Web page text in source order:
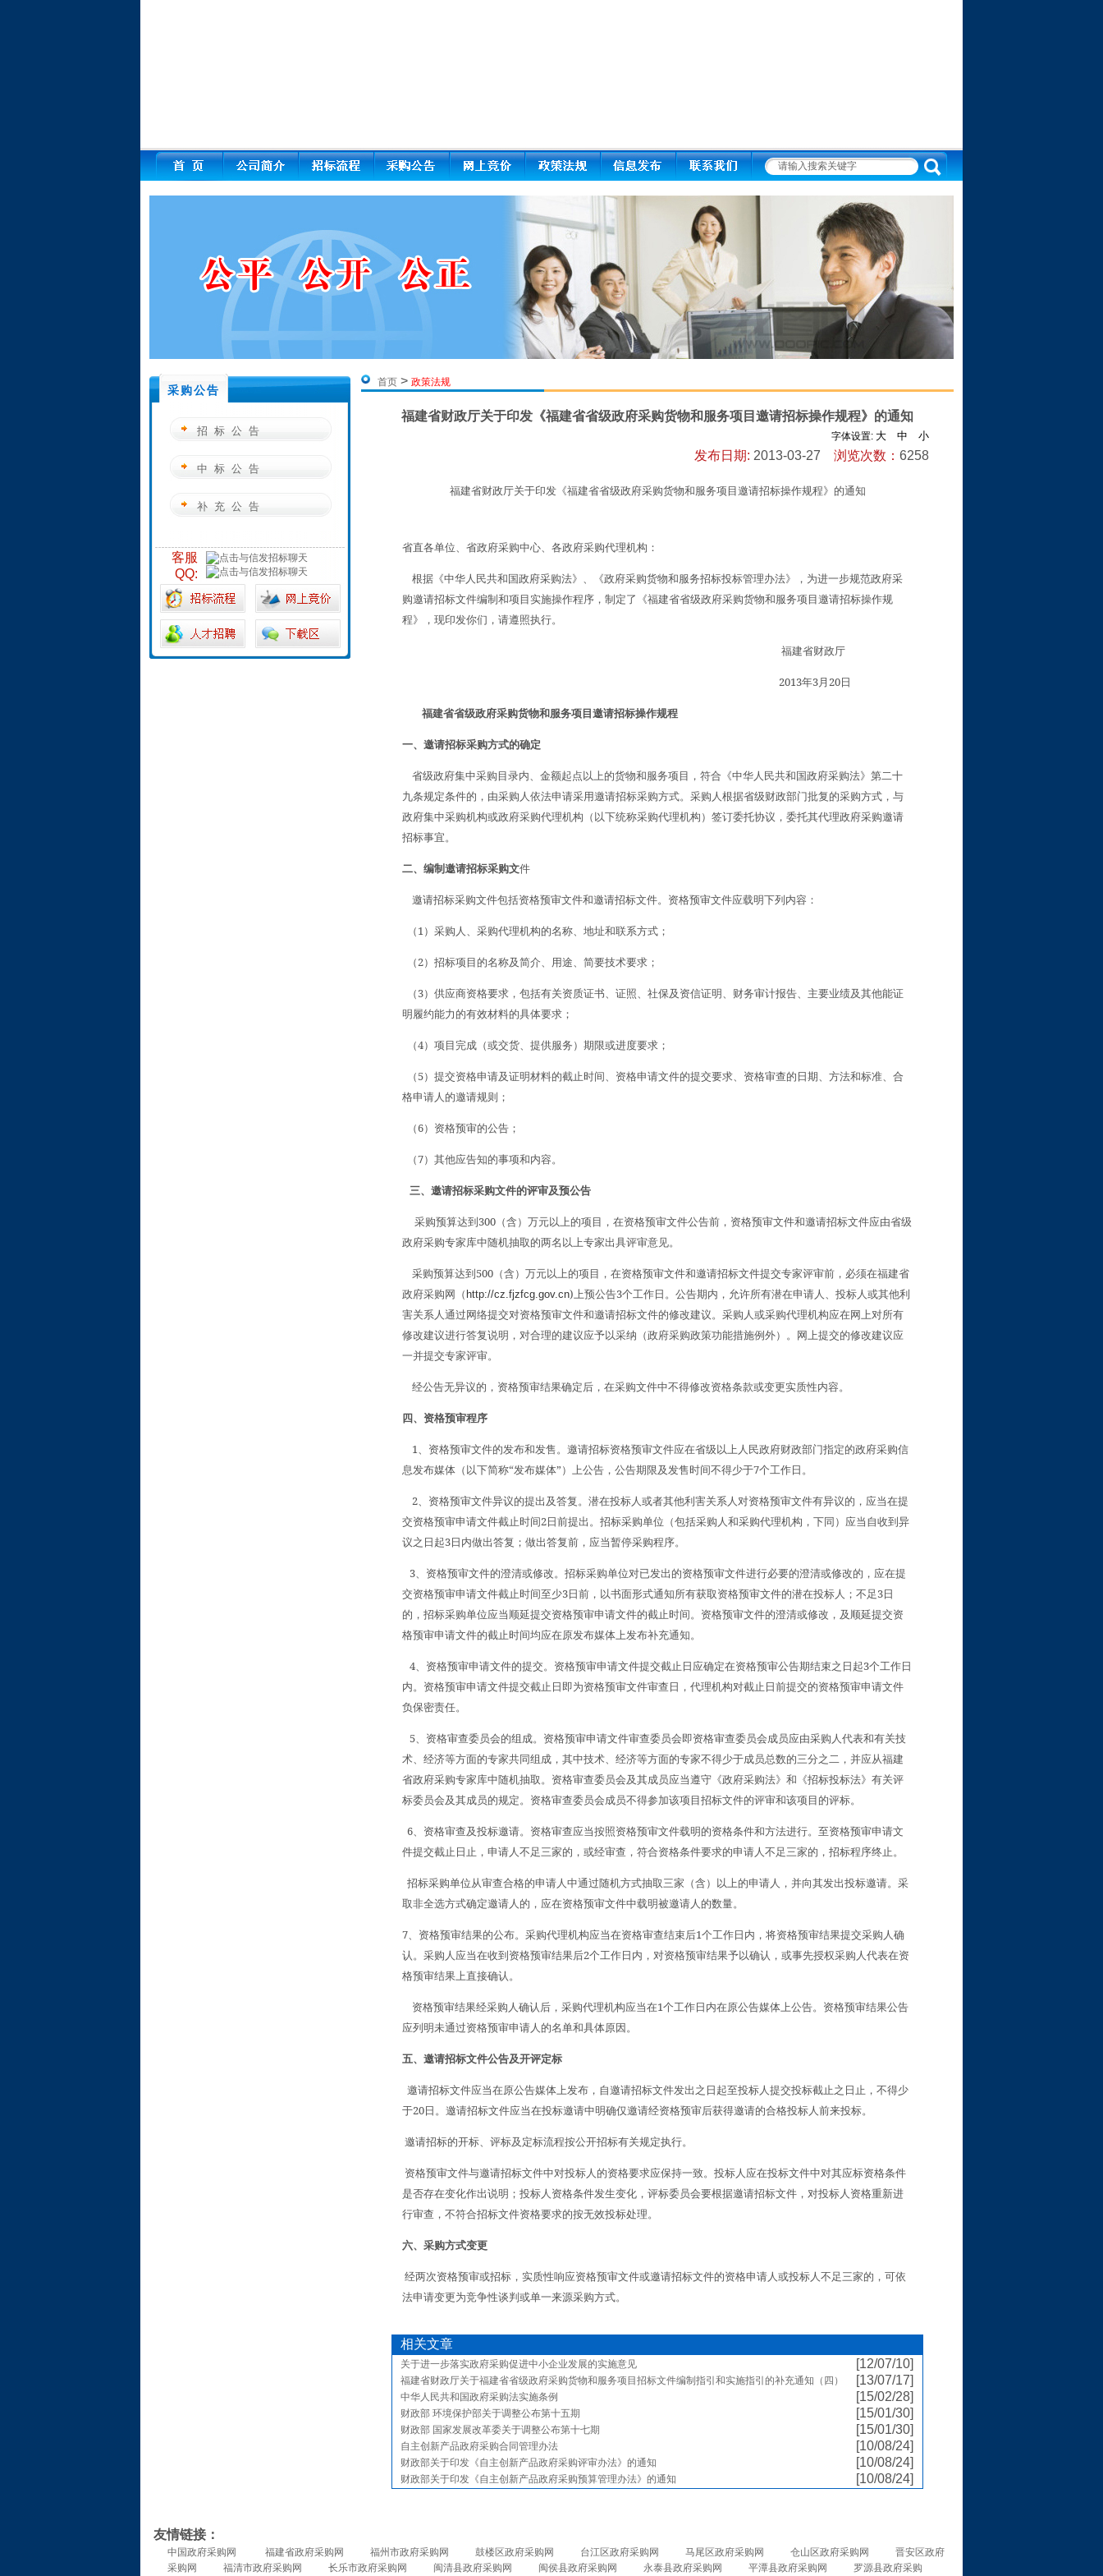
采购公告
招标公告
中标公告
补充公告
客服
QQ:
首页 > 政策法规
福建省财政厅关于印发《福建省省级政府采购货物和服务项目邀请招标操作规程》的通知
字体设置: 大 中 小
发布日期: 2013-03-27 浏览次数： 6258
福建省财政厅关于印发《福建省省级政府采购货物和服务项目邀请招标操作规程》的通知
省直各单位、省政府采购中心、各政府采购代理机构：
根据《中华人民共和国政府采购法》、《政府采购货物和服务招标投标管理办法》，为进一步规范政府采
购邀请招标文件编制和项目实施操作程序，制定了《福建省省级政府采购货物和服务项目邀请招标操作规
程》，现印发你们，请遵照执行。
福建省财政厅
2013年3月 20 日
福建省省级政府采购货物和服务项目邀请招标操作规程
一、邀请招标采购方式的确定
省级政府集中采购目录内、金额起点以上的货物和服务项目，符合《中华人民共和国政府采购法》第二十
九条规定条件的，由采购人依法申请采用邀请招标采购方式。采购人根据省级财政部门批复的采购方式，与
政府集中采购机构或政府采购代理机构（以下统称采购代理机构）签订委托协议，委托其代理政府采购邀请
招标事宜。
二、编制邀请招标采购文件
邀请招标采购文件包括资格预审文件和邀请招标文件。资格预审文件应载明下列内容：
（ 1）采购人、采购代理机构的名称、地址和联系方式；
（2）招标项目的名称及简介、用途、简要技术要求；
（3）供应商资格要求，包括有关资质证书、证照、社保及资信证明、财务审计报告、主要业绩及其他能证
明履约能力的有效材料的具体要求；
（4）项目完成（或交货、提供服务）期限或进度要求；
（5）提交资格申请及证明材料的截止时间、资格申请文件的提交要求、资格审查的日期、方法和标准、合
格申请人的邀请规则；
（6）资格预审的公告；
（7）其他应告知的事项和内容。
三、邀请招标采购文件的评审及预公告
采购预算达到 300 （含）万元以上的项目，在资格预审文件公告前，资格预审文件和邀请招标文件应由省级
政府采购专家库中随机抽取的两名以上专家出具评审意见。
采购预算达到 500 （含）万元以上的项目，在资格预审文件和邀请招标文件提交专家评审前，必须在福建省
政府采购网（ http://cz.fjzfcg.gov.cn)上预公告3个工作日。公告期内，允许所有潜在申请人、投标人或其他利
害关系人通过网络提交对资格预审文件和邀请招标文件的修改建议。采购人或采购代理机构应在网上对所有
修改建议进行答复说明，对合理的建议应予以采纳（政府采购政策功能措施例外）。网上提交的修改建议应
一并提交专家评审。
经公告无异议的，资格预审结果确定后，在采购文件中不得修改资格条款或变更实质性内容。
四、资格预审程序
1、资格预审文件的发布和发售。邀请招标资格预审文件应在省级以上人民政府财政部门指定的政府采购信
息发布媒体（以下简称“发布媒体” ）上公告，公告期限及发售时间不得少于7个工作日。
2、资格预审文件异议的提出及答复。潜在投标人或者其他利害关系人对资格预审文件有异议的，应当在提
交资格预审申请文件截止时间2 日前提出。招标采购单位（包括采购人和采购代理机构，下同）应当自收到异
议之日起3 日内做出答复；做出答复前，应当暂停采购程序。
3、资格预审文件的澄清或修改。招标采购单位对已发出的资格预审文件进行必要的澄清或修改的，应在提
交资格预审申请文件截止时间至少3 日前，以书面形式通知所有获取资格预审文件的潜在投标人；不足3 日
的，招标采购单位应当顺延提交资格预审申请文件的截止时间。资格预审文件的澄清或修改，及顺延提交资
格预审申请文件的截止时间均应在原发布媒体上发布补充通知。
4、资格预审申请文件的提交。资格预审申请文件提交截止日应确定在资格预审公告期结束之日起3个工作日
内。资格预审申请文件提交截止日即为资格预审文件审查日，代理机构对截止日前提交的资格预审申请文件
负保密责任。
5、资格审查委员会的组成。资格预审申请文件审查委员会即资格审查委员会成员应由采购人代表和有关技
术、经济等方面的专家共同组成，其中技术、经济等方面的专家不得少于成员总数的三分之二，并应从福建
省政府采购专家库中随机抽取。资格审查委员会及其成员应当遵守《政府采购法》和《招标投标法》有关评
标委员会及其成员的规定。资格审查委员会成员不得参加该项目招标文件的评审和该项目的评标。
6、资格审查及投标邀请。资格审查应当按照资格预审文件载明的资格条件和方法进行。至资格预审申请文
件提交截止日止，申请人不足三家的，或经审查，符合资格条件要求的申请人不足三家的，招标程序终止。
招标采购单位从审查合格的申请人中通过随机方式抽取三家（含）以上的申请人，并向其发出投标邀请。采
取非全选方式确定邀请人的，应在资格预审文件中载明被邀请人的数量。
7、资格预审结果的公布。采购代理机构应当在资格审查结束后1个工作日内，将资格预审结果提交采购人确
认。采购人应当在收到资格预审结果后2个工作日内，对资格预审结果予以确认，或事先授权采购人代表在资
格预审结果上直接确认。
资格预审结果经采购人确认后，采购代理机构应当在1个工作日内在原公告媒体上公告。资格预审结果公告
应列明未通过资格预审申请人的名单和具体原因。
五、邀请招标文件公告及开评定标
邀请招标文件应当在原公告媒体上发布，自邀请招标文件发出之日起至投标人提交投标截止之日止，不得少
于20 日。邀请招标文件应当在投标邀请中明确仅邀请经资格预审后获得邀请的合格投标人前来投标。
邀请招标的开标、评标及定标流程按公开招标有关规定执行。
资格预审文件与邀请招标文件中对投标人的资格要求应保持一致。投标人应在投标文件中对其应标资格条件
是否存在变化作出说明；投标人资格条件发生变化，评标委员会要根据邀请招标文件，对投标人资格重新进
行审查，不符合招标文件资格要求的按无效投标处理。
六、采购方式变更
经两次资格预审或招标，实质性响应资格预审文件或邀请招标文件的资格申请人或投标人不足三家的，可依
法申请变更为竞争性谈判或单一来源采购方式。
相关文章
关于进一步落实政府采购促进中小企业发展的实施意见 [12/07/10]
福建省财政厅关于福建省省级政府采购货物和服务项目招标文件编制指引和实施指引的补充通知（四） [13/07/17]
中华人民共和国政府采购法实施条例 [15/02/28]
财政部 环境保护部关于调整公布第十五期 [15/01/30]
财政部 国家发展改革委关于调整公布第十七期 [15/01/30]
自主创新产品政府采购合同管理办法 [10/08/24]
财政部关于印发《自主创新产品政府采购评审办法》的通知 [10/08/24]
财政部关于印发《自主创新产品政府采购预算管理办法》的通知 [10/08/24]
友情链接：
中国政府采购网 福建省政府采购网 福州市政府采购网 鼓楼区政府采购网 台江区政府采购网 马尾区政府采购网 仓山区政府采购网
晋安区政府
采购网
福清市政府采购网 长乐市政府采购网 闽清县政府采购网 闽侯县政府采购网 永泰县政府采购网 平潭县政府采购网 罗源县政府采购